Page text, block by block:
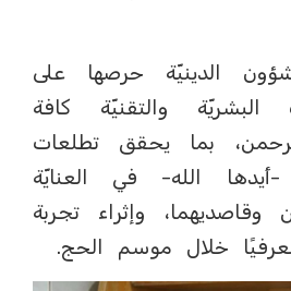
الدينيّة حرصها على
البشريّة والتقنيّة كافة
بما يحقق تطلعات
-أيدها الله- في العنايّة
وقاصديهما، وإثراء تجربة
خلال موسم الحج.